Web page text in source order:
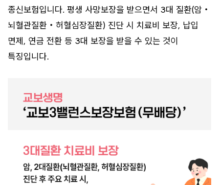
종신보험입니다. 평생 사망보장을 받으면서 3대 질환(암・
뇌혈관질환・허혈심장질환) 진단 시 치료비 보장, 납입
면제, 연금 전환 등 3대 보장을 받을 수 있는 것이
특징입니다.